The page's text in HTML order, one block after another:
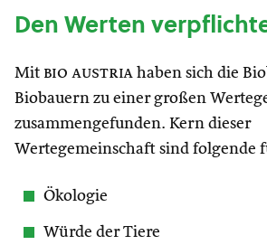
Den Werten
Mit bio austria haben sich die
Biobauern zu einer großen
zusammengefunden. Kern dieser
Wertegemeinschaft sind folgende
Ökologie
Würde der Tiere